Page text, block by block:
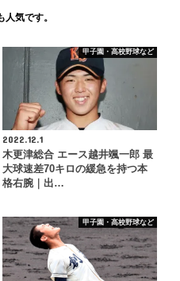
人気です。
甲子園・高校野球など
2022.12.1
木更津総合 エース越井颯一郎 最
大球速差70キロの緩急を持つ本
格右腕｜出…
甲子園・高校野球など